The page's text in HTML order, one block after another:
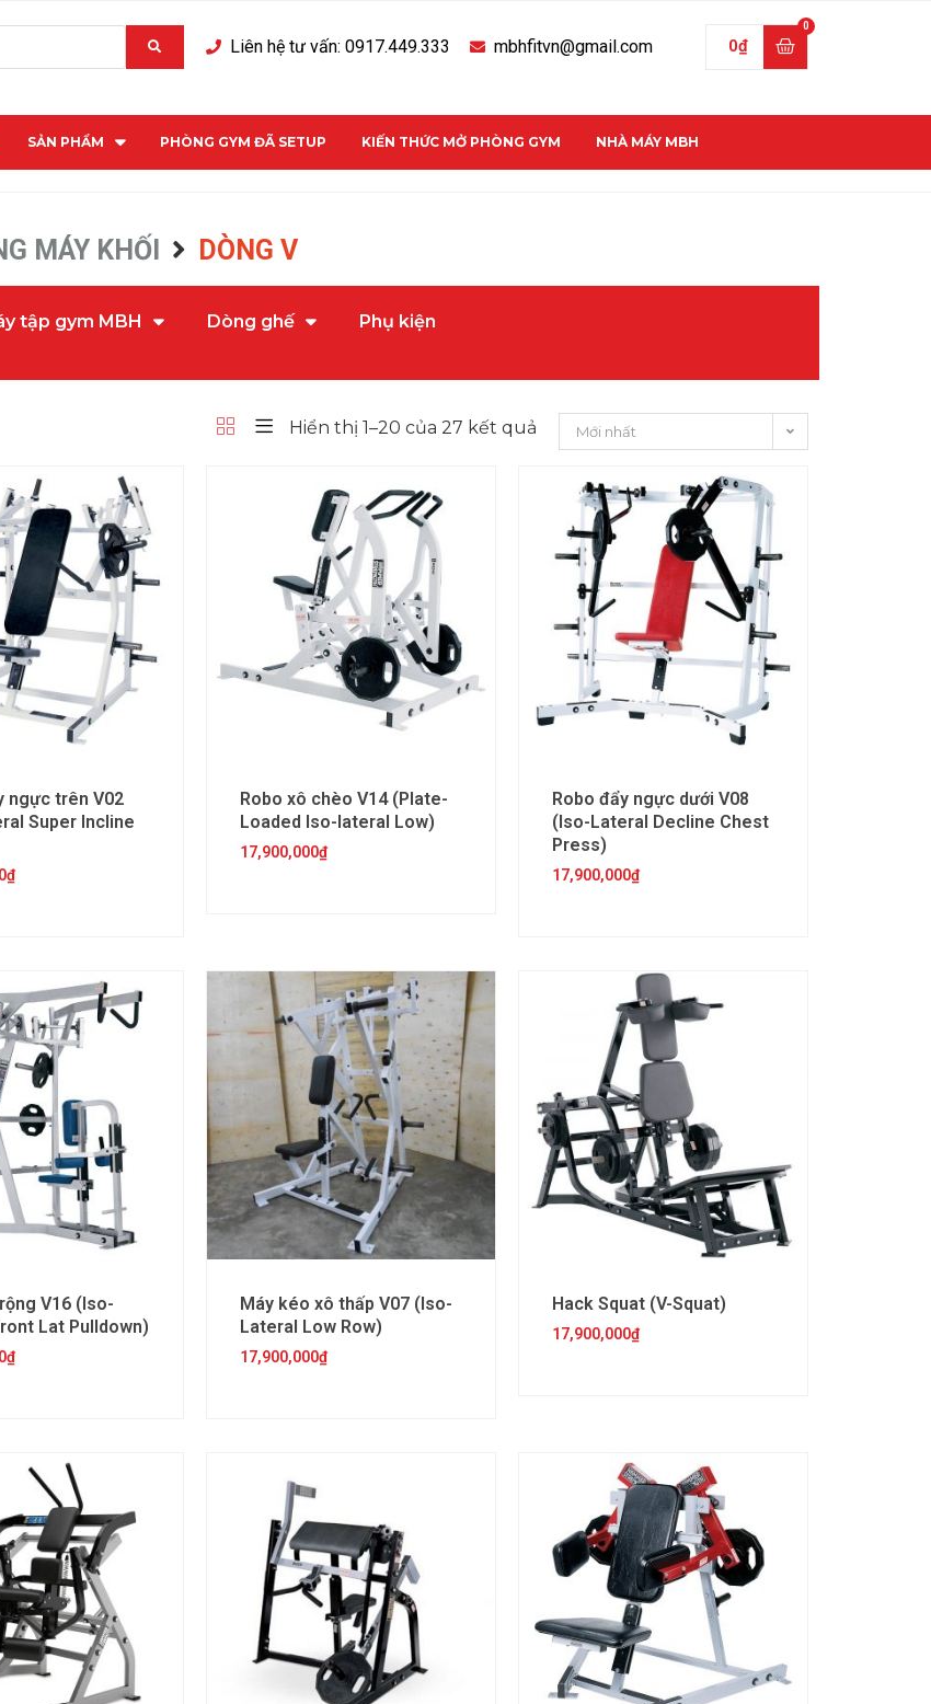
Liên hệ tư vấn: 0917.449.333 mbhfitvn@gmail.com 0₫
SẢN PHẨM PHÒNG GYM ĐÃ SETUP KIẾN THỨC MỞ PHÒNG GYM NHÀ MÁY MBH
MÁY KHỐI DÒNG V
tập gym MBH Dòng ghế Phụ kiện
Hiển thị 1–20 của 27 kết quả Mới nhất
ngực trên V02
Super Incline
₫
Robo xô chèo V14 (Plate-
Loaded Iso-lateral Low)
17,900,000₫
Robo đẩy ngực dưới V08
(Iso-Lateral Decline Chest
Press)
17,900,000₫
V16 (Iso-
Lat Pulldown)
₫
Máy kéo xô thấp V07 (Iso-
Lateral Low Row)
17,900,000₫
Hack Squat (V-Squat)
17,900,000₫